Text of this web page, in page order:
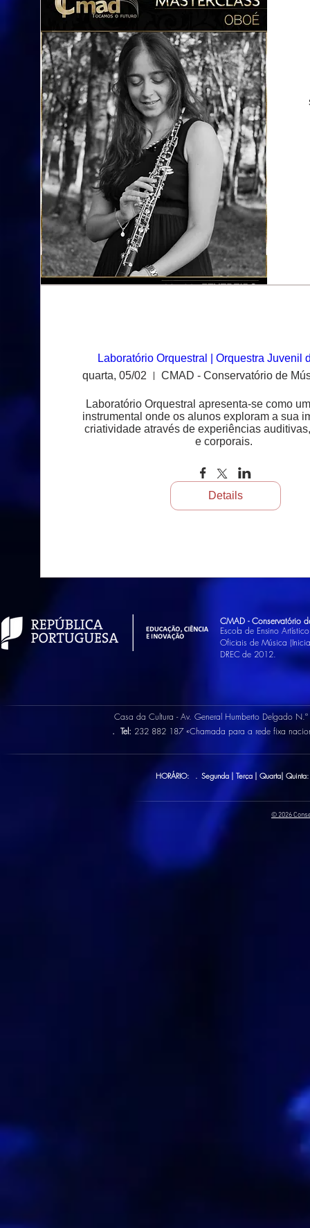
Laboratório Orquestral | Orquestra Juvenil
quarta, 05/02
Laboratório Orquestral apresenta-se como
instrumental onde os alunos exploram a sua
criatividade através de experiências
e corporais.
Details
CMAD - Conservatório
Escola de Ensino
Oficiais de Música
DREC de 2012.
Casa da Cultura - Av. General Humberto Delgado
. Tel: 232 882 187 «Chamada para a rede fixa
HORÁRIO: . Segunda | Terça | Quarta|
© 2026